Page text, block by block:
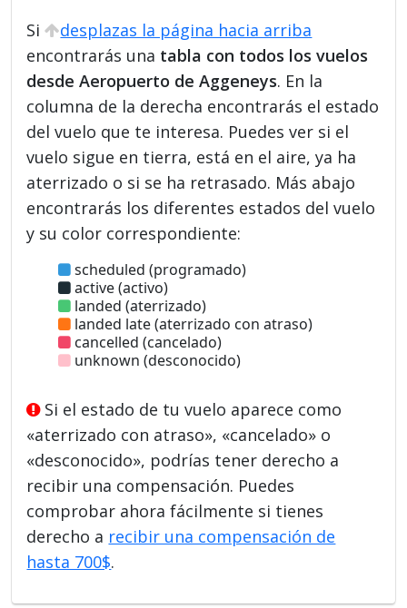
Si
desplazas la página hacia arriba
encontrarás una tabla con todos los vuelos
desde Aeropuerto de Aggeneys. En la
columna de la derecha encontrarás el estado
del vuelo que te interesa. Puedes ver si el
vuelo sigue en tierra, está en el aire, ya ha
aterrizado o si se ha retrasado. Más abajo
encontrarás los diferentes estados del vuelo
y su color correspondiente:
scheduled (programado)
active (activo)
landed (aterrizado)
landed late (aterrizado con atraso)
cancelled (cancelado)
unknown (desconocido)
Si el estado de tu vuelo aparece como
«aterrizado con atraso», «cancelado» o
«desconocido», podrías tener derecho a
recibir una compensación. Puedes
comprobar ahora fácilmente si tienes
derecho a recibir una compensación de
hasta 700$.